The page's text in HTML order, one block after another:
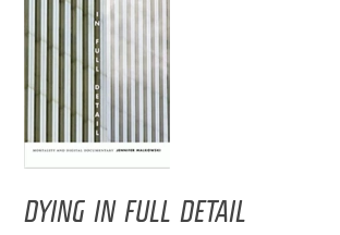
DYING IN FULL DETAIL